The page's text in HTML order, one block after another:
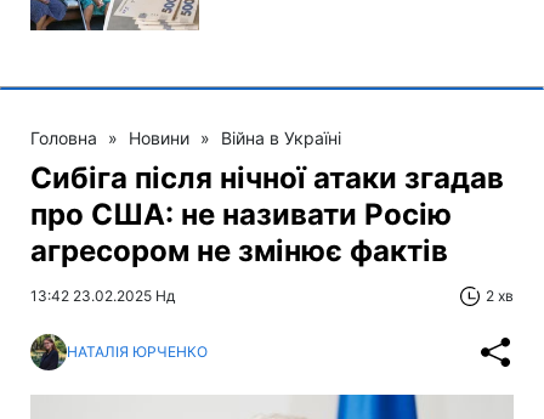
Головна » Новини » Війна в Україні
Сибіга після нічної атаки згадав
про США: не називати Росію
агресором не змінює фактів
13:42 23.02.2025 Нд 2 хв
НАТАЛІЯ ЮРЧЕНКО